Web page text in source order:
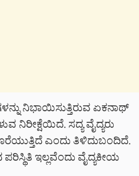
ನಿಭಾಯಿಸುತ್ತಿರುವ ಏಕನಾಥ್
ನಿರೀಕ್ಷೆಯಿದೆ. ಸದ್ಯ ವೈದ್ಯರು
ಎಂದು ತಿಳಿದುಬಂದಿದೆ.
ಇಲ್ಲವೆಂದು ವೈದ್ಯಕೀಯ